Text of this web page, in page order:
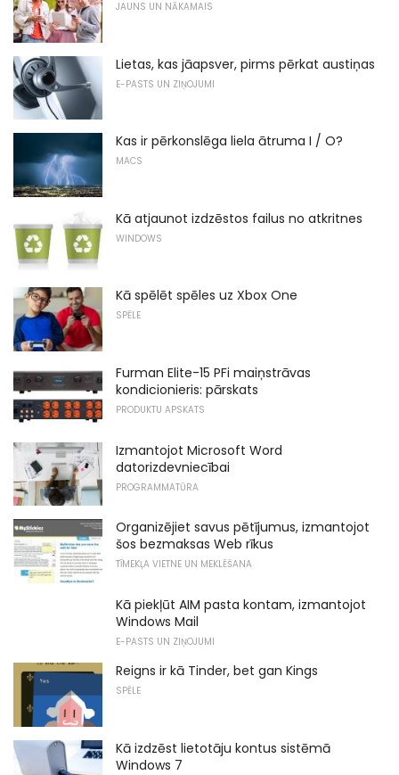
JAUNS UN NĀKAMAIS
Lietas, kas jāapsver, pirms pērkat austiņas
E-PASTS UN ZIŅOJUMI
Kas ir pērkonslēga liela ātruma I / O?
MACS
Kā atjaunot izdzēstos failus no atkritnes
WINDOWS
Kā spēlēt spēles uz Xbox One
SPĒLE
Furman Elite-15 PFi maiņstrāvas
kondicionieris: pārskats
PRODUKTU APSKATS
Izmantojot Microsoft Word
datorizdevniecībai
PROGRAMMATŪRA
Organizējiet savus pētījumus, izmantojot
šos bezmaksas Web rīkus
TĪMEKĻA VIETNE UN MEKLĒŠANA
Kā piekļūt AIM pasta kontam, izmantojot
Windows Mail
E-PASTS UN ZIŅOJUMI
Reigns ir kā Tinder, bet gan Kings
SPĒLE
Kā izdzēst lietotāju kontus sistēmā
Windows 7